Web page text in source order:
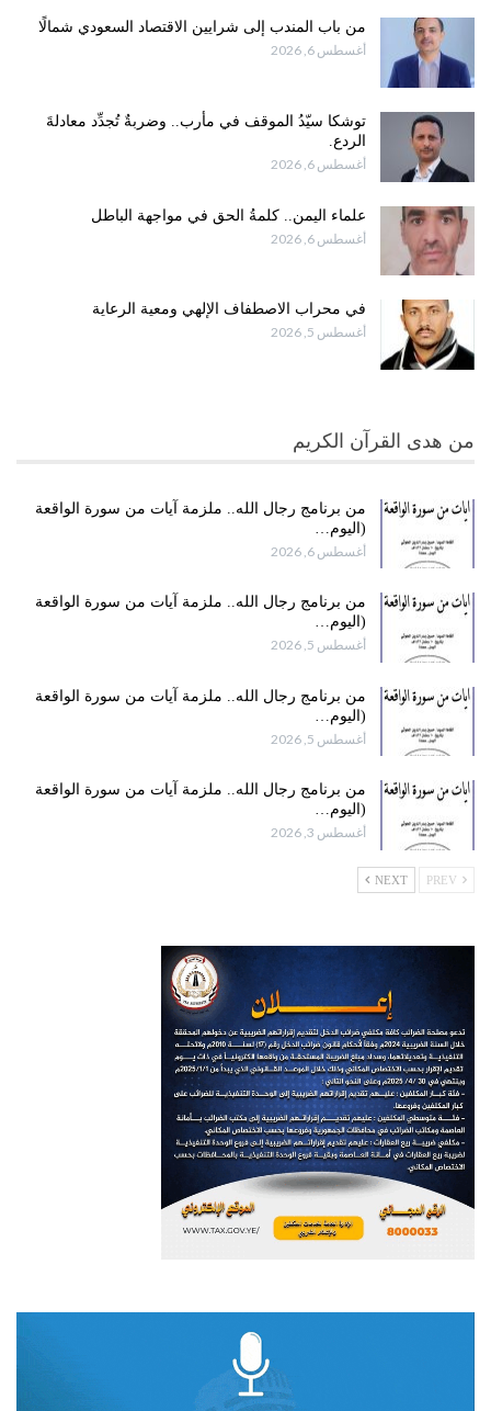
من باب المندب إلى شرايين الاقتصاد السعودي شمالًا
أغسطس 6, 2026
توشكا سيّدُ الموقف في مأرب.. وضربةٌ تُجدِّد معادلةَ
الردع.
أغسطس 6, 2026
علماء اليمن.. كلمةُ الحق في مواجهة الباطل
أغسطس 6, 2026
في محراب الاصطفاف الإلهي ومعية الرعاية
أغسطس 5, 2026
من هدى القرآن الكريم
من برنامج رجال الله.. ملزمة آيات من سورة الواقعة
(اليوم…
أغسطس 6, 2026
من برنامج رجال الله.. ملزمة آيات من سورة الواقعة
(اليوم…
أغسطس 5, 2026
من برنامج رجال الله.. ملزمة آيات من سورة الواقعة
(اليوم…
أغسطس 5, 2026
من برنامج رجال الله.. ملزمة آيات من سورة الواقعة
(اليوم…
أغسطس 3, 2026
NEXT